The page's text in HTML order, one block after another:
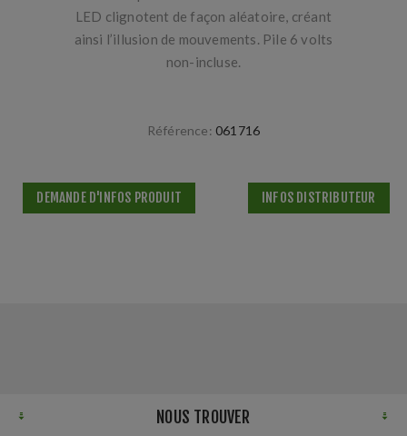
LED clignotent de façon aléatoire, créant
ainsi l’illusion de mouvements. Pile 6 volts
non-incluse.
Référence: 061716
DEMANDE D'INFOS PRODUIT INFOS DISTRIBUTEUR
NOUS TROUVER